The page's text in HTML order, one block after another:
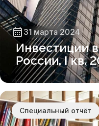
31 марта 2024
Инвестиции
России, I кв.
Специальный отчёт